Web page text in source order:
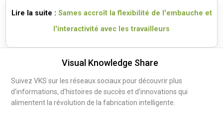
Lire la suite : Sames accroît la flexibilité de l'embauche et
l'interactivité avec les travailleurs
Visual Knowledge Share
Suivez VKS sur les réseaux sociaux pour découvrir plus
d'informations, d'histoires de succès et d'innovations qui
alimentent la révolution de la fabrication intelligente.